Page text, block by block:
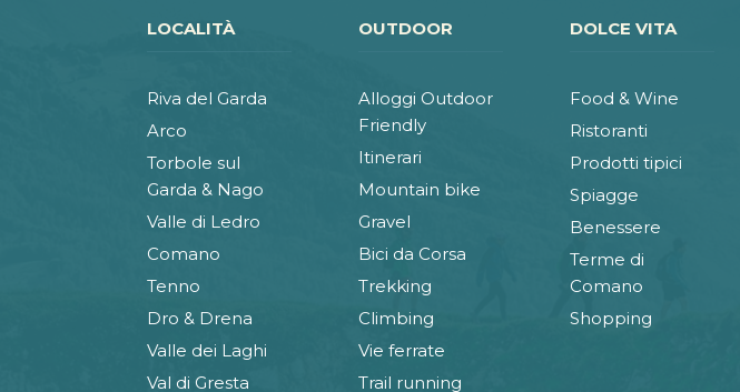
LOCALITÀ
Riva del Garda
Arco
Torbole sul
Garda & Nago
Valle di Ledro
Comano
Tenno
Dro & Drena
Valle dei Laghi
Val di Gresta
OUTDOOR
Alloggi Outdoor
Friendly
Itinerari
Mountain bike
Gravel
Bici da Corsa
Trekking
Climbing
Vie ferrate
Trail running
DOLCE VITA
Food & Wine
Ristoranti
Prodotti tipici
Spiagge
Benessere
Terme di
Comano
Shopping